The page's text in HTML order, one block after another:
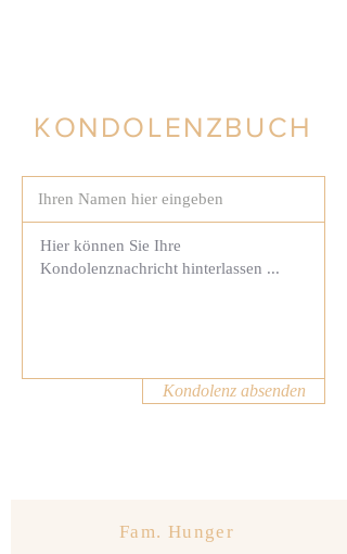
KONDOLENZBUCH
Kondolenz absenden
Fam. Hunger